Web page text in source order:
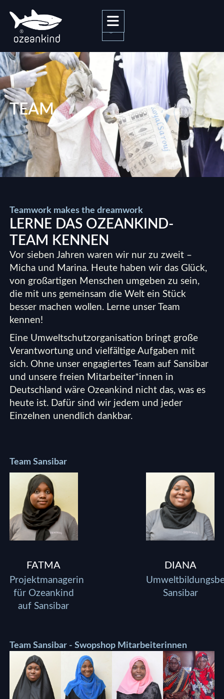
0
TEAM
Teamwork makes the dreamwork
LERNE DAS OZEANKIND-
TEAM KENNEN
Vor sieben Jahren waren wir nur zu zweit –
Micha und Marina. Heute haben wir das Glück,
von großartigen Menschen umgeben zu sein,
die mit uns gemeinsam die Welt ein Stück
besser machen wollen. Lerne unser Team
kennen!
Eine Umweltschutzorganisation bringt große
Verantwortung und vielfältige Aufgaben mit
sich. Ohne unser engagiertes Team auf Sansibar
und unsere freien Mitarbeiter*innen in
Deutschland wäre Ozeankind nicht das, was es
heute ist. Dafür sind wir jedem und jeder
Einzelnen unendlich dankbar.
Team Sansibar
FATMA
Projektmanagerin
für Ozeankind
auf Sansibar
DIANA
Sansibar
Team Sansibar - Swopshop Mitarbeiterinnen